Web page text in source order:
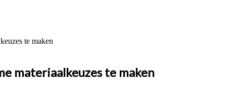
te maken
materiaalkeuzes te maken